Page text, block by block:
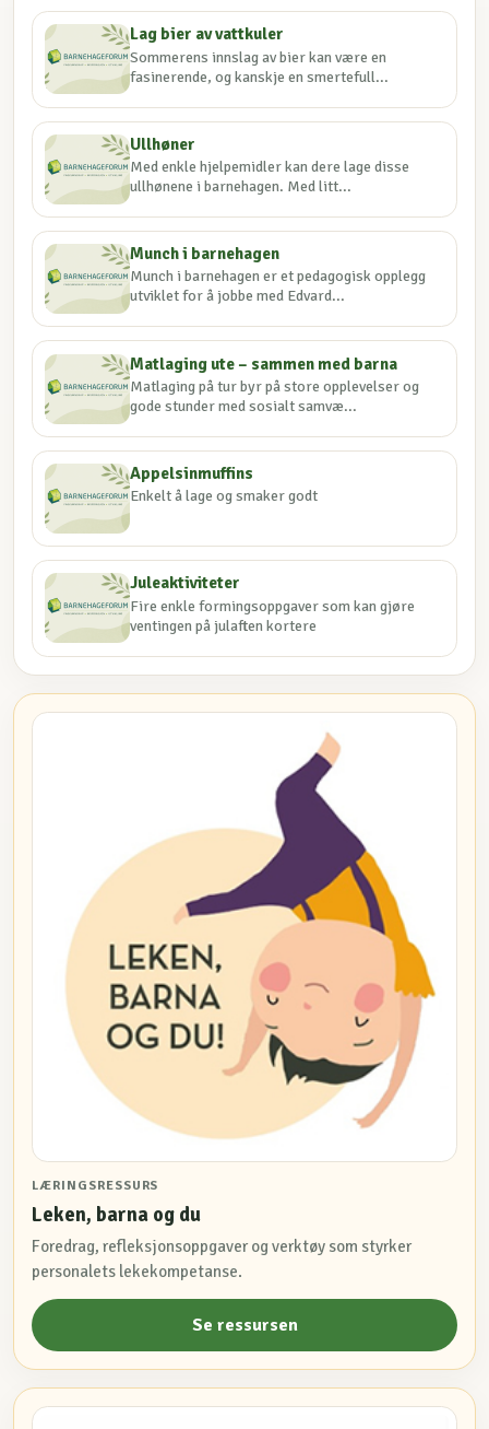
Lag bier av vattkuler
Sommerens innslag av bier kan være en
fasinerende, og kanskje en smertefull...
Ullhøner
Med enkle hjelpemidler kan dere lage disse
ullhønene i barnehagen. Med litt...
Munch i barnehagen
Munch i barnehagen er et pedagogisk opplegg
utviklet for å jobbe med Edvard...
Matlaging ute – sammen med barna
Matlaging på tur byr på store opplevelser og
gode stunder med sosialt samvæ...
Appelsinmuffins
Enkelt å lage og smaker godt
Juleaktiviteter
Fire enkle formingsoppgaver som kan gjøre
ventingen på julaften kortere
LÆRINGSRESSURS
Leken, barna og du
Foredrag, refleksjonsoppgaver og verktøy som styrker
personalets lekekompetanse.
Se ressursen